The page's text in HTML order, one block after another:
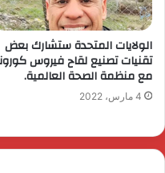
الولايات المتحدة ستشارك بعض
تقنيات تصنيع لقاح فيروس
مع منظمة الصحة العالمية.
4 مارس، 2022